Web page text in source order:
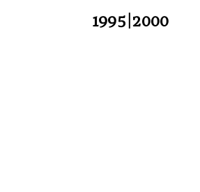
1995|2000